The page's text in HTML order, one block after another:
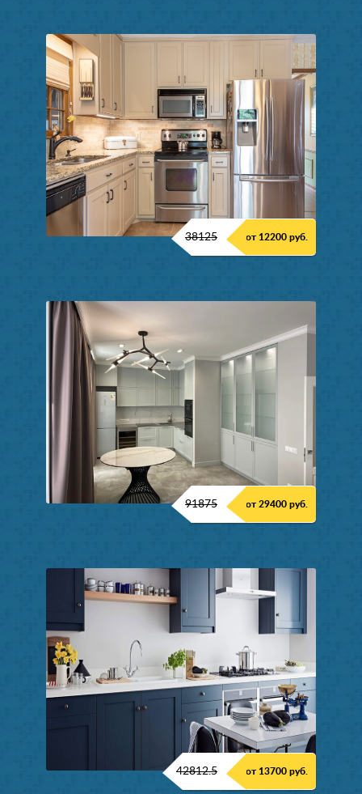
38125 от 12200 руб.
91875 от 29400 руб.
42812.5 от 13700 руб.